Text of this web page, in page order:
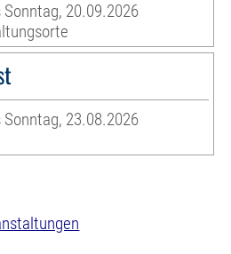
20.09.2026
23.08.2026